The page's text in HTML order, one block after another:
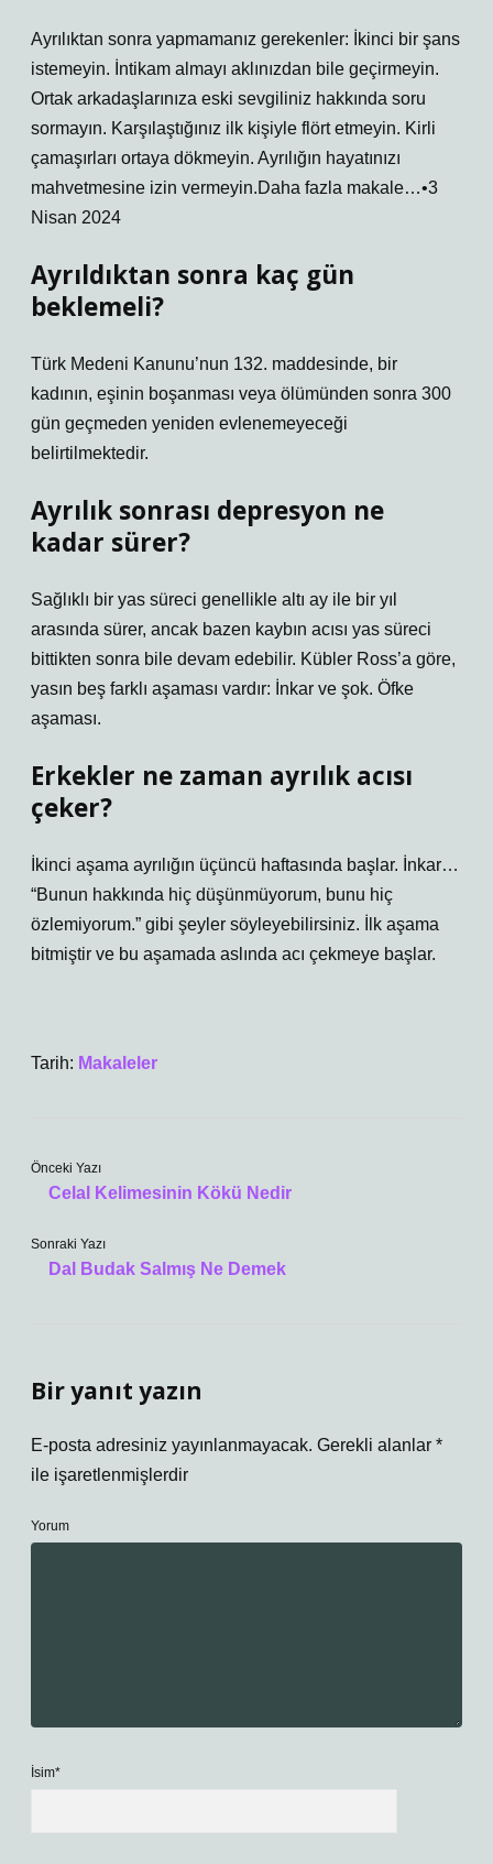
Ayrılıktan sonra yapmamanız gerekenler: İkinci bir şans
istemeyin. İntikam almayı aklınızdan bile geçirmeyin.
Ortak arkadaşlarınıza eski sevgiliniz hakkında soru
sormayın. Karşılaştığınız ilk kişiyle flört etmeyin. Kirli
çamaşırları ortaya dökmeyin. Ayrılığın hayatınızı
mahvetmesine izin vermeyin.Daha fazla makale…•3
Nisan 2024
Ayrıldıktan sonra kaç gün
beklemeli?
Türk Medeni Kanunu’nun 132. maddesinde, bir
kadının, eşinin boşanması veya ölümünden sonra 300
gün geçmeden yeniden evlenemeyeceği
belirtilmektedir.
Ayrılık sonrası depresyon ne
kadar sürer?
Sağlıklı bir yas süreci genellikle altı ay ile bir yıl
arasında sürer, ancak bazen kaybın acısı yas süreci
bittikten sonra bile devam edebilir. Kübler Ross’a göre,
yasın beş farklı aşaması vardır: İnkar ve şok. Öfke
aşaması.
Erkekler ne zaman ayrılık acısı
çeker?
İkinci aşama ayrılığın üçüncü haftasında başlar. İnkar…
“Bunun hakkında hiç düşünmüyorum, bunu hiç
özlemiyorum.” gibi şeyler söyleyebilirsiniz. İlk aşama
bitmiştir ve bu aşamada aslında acı çekmeye başlar.
Tarih: Makaleler
Önceki Yazı
Celal Kelimesinin Kökü Nedir
Sonraki Yazı
Dal Budak Salmış Ne Demek
Bir yanıt yazın
E-posta adresiniz yayınlanmayacak. Gerekli alanlar *
ile işaretlenmişlerdir
Yorum
İsim*